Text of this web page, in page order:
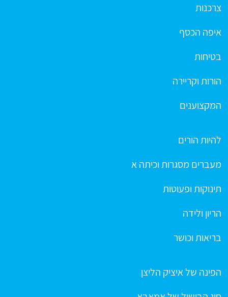
צרכנות
איפה הכסף
בטיחות
הורות וקריירה
המקצוענים
להיות הורים
מעברים מסגרות וכיתה א
תינוקות ופעוטות
הריון ולידה
בריאות וכושר
הפינה של איציק הליצן